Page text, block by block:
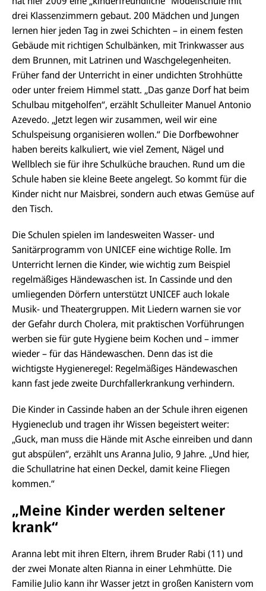
drei Klassenzimmern gebaut. 200 Mädchen und Jungen
lernen hier jeden Tag in zwei Schichten – in einem festen
Gebäude mit richtigen Schulbänken, mit Trinkwasser aus
dem Brunnen, mit Latrinen und Waschgelegenheiten.
Früher fand der Unterricht in einer undichten Strohhütte
oder unter freiem Himmel statt. „Das ganze Dorf hat beim
Schulbau mitgeholfen“, erzählt Schulleiter Manuel Antonio
Azevedo. „Jetzt legen wir zusammen, weil wir eine
Schulspeisung organisieren wollen.“ Die Dorfbewohner
haben bereits kalkuliert, wie viel Zement, Nägel und
Wellblech sie für ihre Schulküche brauchen. Rund um die
Schule haben sie kleine Beete angelegt. So kommt für die
Kinder nicht nur Maisbrei, sondern auch etwas Gemüse auf
den Tisch.
Die Schulen spielen im landesweiten Wasser- und
Sanitärprogramm von UNICEF eine wichtige Rolle. Im
Unterricht lernen die Kinder, wie wichtig zum Beispiel
regelmäßiges Händewaschen ist. In Cassinde und den
umliegenden Dörfern unterstützt UNICEF auch lokale
Musik- und Theatergruppen. Mit Liedern warnen sie vor
der Gefahr durch Cholera, mit praktischen Vorführungen
werben sie für gute Hygiene beim Kochen und – immer
wieder – für das Händewaschen. Denn das ist die
wichtigste Hygieneregel: Regelmäßiges Händewaschen
kann fast jede zweite Durchfallerkrankung verhindern.
Die Kinder in Cassinde haben an der Schule ihren eigenen
Hygieneclub und tragen ihr Wissen begeistert weiter:
„Guck, man muss die Hände mit Asche einreiben und dann
gut abspülen“, erzählt uns Aranna Julio, 9 Jahre. „Und hier,
die Schullatrine hat einen Deckel, damit keine Fliegen
kommen.“
„Meine Kinder werden seltener
krank“
Aranna lebt mit ihren Eltern, ihrem Bruder Rabi (11) und
der zwei Monate alten Rianna in einer Lehmhütte. Die
Familie Julio kann ihr Wasser jetzt in großen Kanistern vom